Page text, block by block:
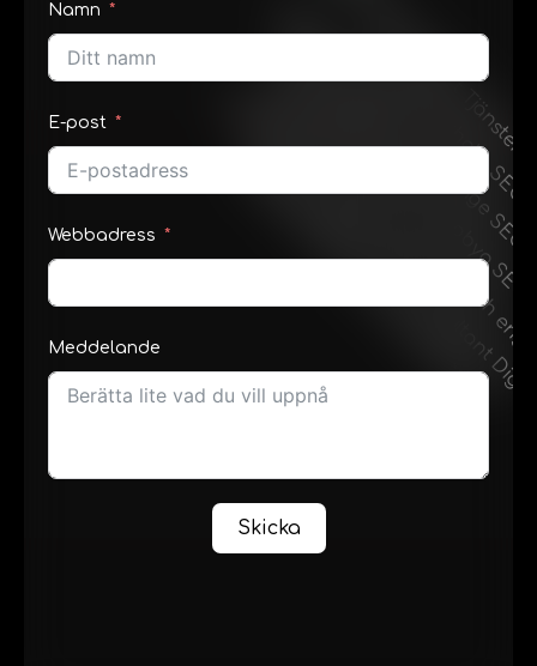
Namn
E-post
Webbadress
Meddelande
Skicka